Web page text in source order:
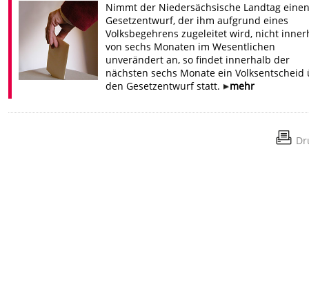
Nimmt der Niedersächsische Landtag einen
Gesetzentwurf, der ihm aufgrund eines
Volksbegehrens zugeleitet wird, nicht
von sechs Monaten im Wesentlichen
unverändert an, so findet innerhalb der
nächsten sechs Monate ein Volksentscheid
den Gesetzentwurf statt.
mehr